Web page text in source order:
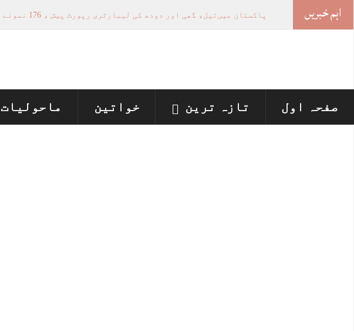
اہم خبریں
صفحہ اول تازہ ترین خواتین ماحولیات